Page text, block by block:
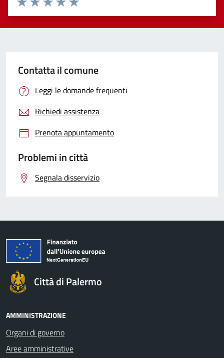
Valuta 5 stelle su 5
Valuta 4 stelle su 5
Valuta 3 stelle su 5
Valuta 2 stelle su 5
Valuta 1 stelle su 5
Contatta il comune
Leggi le domande frequenti
Richiedi assistenza
Prenota appuntamento
Problemi in città
Segnala disservizio
Città di Palermo
AMMINISTRAZIONE
Organi di governo
Aree amministrative